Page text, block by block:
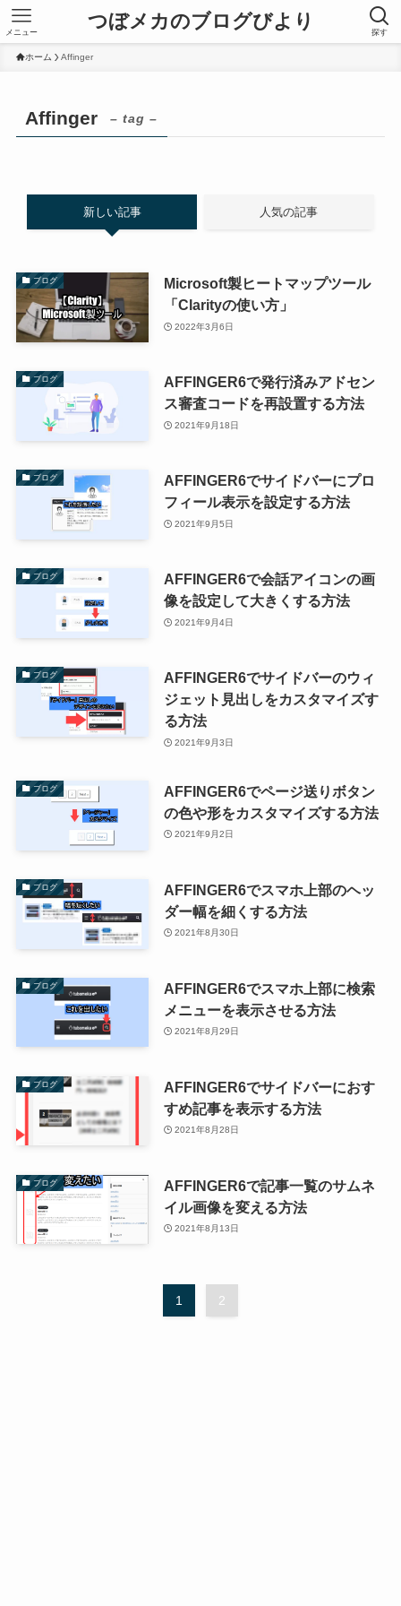
つぼメカのブログびより 探す
メニュー
ホーム Affinger
Affinger – tag –
新しい記事 人気の記事
ブログ
Microsoft製ヒートマップツール
「Clarityの使い方」
2022年3月6日
ブログ
AFFINGER6で発行済みアドセン
ス審査コードを再設置する方法
2021年9月18日
ブログ
AFFINGER6でサイドバーにプロ
フィール表示を設定する方法
2021年9月5日
ブログ
AFFINGER6で会話アイコンの画
像を設定して大きくする方法
2021年9月4日
ブログ
AFFINGER6でサイドバーのウィ
ジェット見出しをカスタマイズす
る方法
2021年9月3日
ブログ
AFFINGER6でページ送りボタン
の色や形をカスタマイズする方法
2021年9月2日
ブログ
AFFINGER6でスマホ上部のヘッ
ダー幅を細くする方法
2021年8月30日
ブログ
AFFINGER6でスマホ上部に検索
メニューを表示させる方法
2021年8月29日
ブログ
AFFINGER6でサイドバーにおす
すめ記事を表示する方法
2021年8月28日
ブログ
AFFINGER6で記事一覧のサムネ
イル画像を変える方法
2021年8月13日
1 2